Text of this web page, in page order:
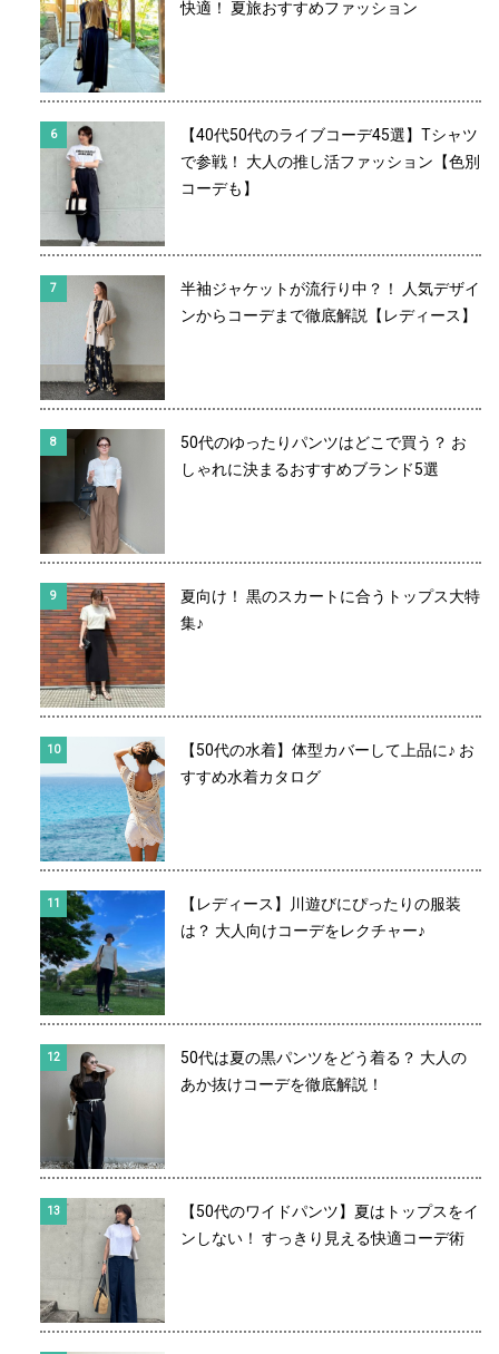
快適！ 夏旅おすすめファッション
【40代50代のライブコーデ45選】Tシャツ
で参戦！ 大人の推し活ファッション【色別
コーデも】
半袖ジャケットが流行り中？！ 人気デザイ
ンからコーデまで徹底解説【レディース】
50代のゆったりパンツはどこで買う？ お
しゃれに決まるおすすめブランド5選
夏向け！ 黒のスカートに合うトップス大特
集♪
【50代の水着】体型カバーして上品に♪ お
すすめ水着カタログ
【レディース】川遊びにぴったりの服装
は？ 大人向けコーデをレクチャー♪
50代は夏の黒パンツをどう着る？ 大人の
あか抜けコーデを徹底解説！
【50代のワイドパンツ】夏はトップスをイ
ンしない！ すっきり見える快適コーデ術